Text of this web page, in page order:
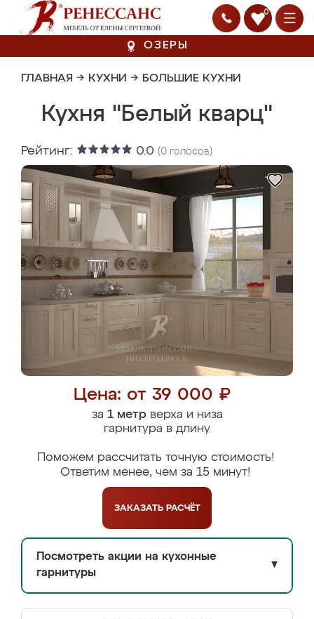
0
ОЗЕРЫ
ГЛАВНАЯ → КУХНИ → БОЛЬШИЕ КУХНИ
Кухня "Белый кварц"
Рейтинг: 0.0 (0 голосов)
Цена: от 39 000 ₽
за 1 метрверха и низа
гарнитура в длину
Поможем рассчитать точную стоимость!
Ответим менее, чем за 15 минут!
ЗАКАЗАТЬ РАСЧЁТ
Посмотреть акции на кухонные
гарнитуры
▼